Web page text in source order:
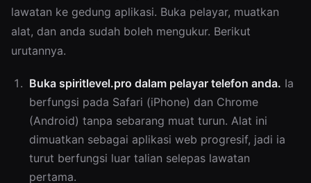
lawatan ke gedung aplikasi. Buka pelayar, muatkan
alat, dan anda sudah boleh mengukur. Berikut
urutannya.
Buka spiritlevel.pro dalam pelayar telefon anda. Ia
berfungsi pada Safari (iPhone) dan Chrome
(Android) tanpa sebarang muat turun. Alat ini
dimuatkan sebagai aplikasi web progresif, jadi ia
turut berfungsi luar talian selepas lawatan
pertama.